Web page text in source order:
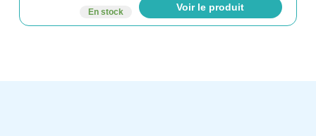
En stock Voir le produit